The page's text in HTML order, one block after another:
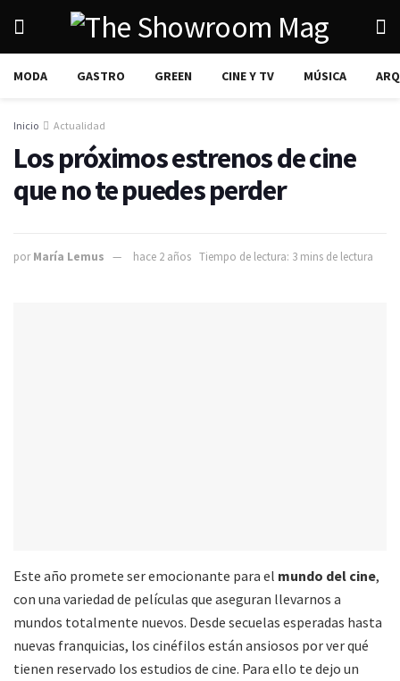
MODA GASTRO GREEN CINE Y TV MÚSICA
Inicio Actualidad
Los próximos estrenos de cine
que no te puedes perder
por María Lemus hace 2 años Tiempo de lectura: 3 mins de lectura
Este año promete ser emocionante para el mundo del cine,
con una variedad de películas que aseguran llevarnos a
mundos totalmente nuevos. Desde secuelas esperadas hasta
nuevas franquicias, los cinéfilos están ansiosos por ver qué
tienen reservado los estudios de cine. Para ello te dejo un